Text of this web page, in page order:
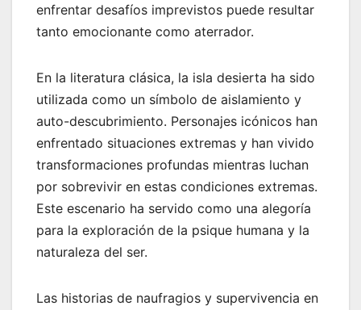
enfrentar desafíos imprevistos puede resultar
tanto emocionante como aterrador.
En la literatura clásica, la isla desierta ha sido
utilizada como un símbolo de aislamiento y
auto-descubrimiento. Personajes icónicos han
enfrentado situaciones extremas y han vivido
transformaciones profundas mientras luchan
por sobrevivir en estas condiciones extremas.
Este escenario ha servido como una alegoría
para la exploración de la psique humana y la
naturaleza del ser.
Las historias de naufragios y supervivencia en